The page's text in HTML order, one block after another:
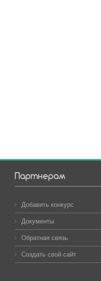
Партнерам
Добавить конкурс
Документы
Обратная связь
Создать свой сайт